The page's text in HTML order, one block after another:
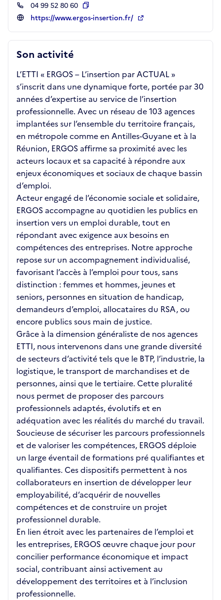
Son activité
L’ETTI « ERGOS – L’insertion par ACTUAL »
s’inscrit dans une dynamique forte, portée par 30
années d’expertise au service de l’insertion
professionnelle. Avec un réseau de 103 agences
implantées sur l’ensemble du territoire français,
en métropole comme en Antilles-Guyane et à la
Réunion, ERGOS affirme sa proximité avec les
acteurs locaux et sa capacité à répondre aux
enjeux économiques et sociaux de chaque bassin
d’emploi.
Acteur engagé de l’économie sociale et solidaire,
ERGOS accompagne au quotidien les publics en
insertion vers un emploi durable, tout en
répondant avec exigence aux besoins en
compétences des entreprises. Notre approche
repose sur un accompagnement individualisé,
favorisant l’accès à l’emploi pour tous, sans
distinction : femmes et hommes, jeunes et
seniors, personnes en situation de handicap,
demandeurs d’emploi, allocataires du RSA, ou
encore publics sous main de justice.
Grâce à la dimension généraliste de nos agences
ETTI, nous intervenons dans une grande diversité
de secteurs d’activité tels que le BTP, l’industrie, la
logistique, le transport de marchandises et de
personnes, ainsi que le tertiaire. Cette pluralité
nous permet de proposer des parcours
professionnels adaptés, évolutifs et en
adéquation avec les réalités du marché du travail.
Soucieuse de sécuriser les parcours professionnels
et de valoriser les compétences, ERGOS déploie
un large éventail de formations pré qualifiantes et
qualifiantes. Ces dispositifs permettent à nos
collaborateurs en insertion de développer leur
employabilité, d’acquérir de nouvelles
compétences et de construire un projet
professionnel durable.
En lien étroit avec les partenaires de l’emploi et
les entreprises, ERGOS œuvre chaque jour pour
concilier performance économique et impact
social, contribuant ainsi activement au
développement des territoires et à l’inclusion
professionnelle.
04 99 52 80 60
Copier
https://www.ergos-insertion.fr/